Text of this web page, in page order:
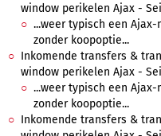
window perikelen Ajax -
...weer typisch een Ajax-
zonder koopoptie...
Inkomende transfers &
window perikelen Ajax -
...weer typisch een Ajax-
zonder koopoptie...
Inkomende transfers &